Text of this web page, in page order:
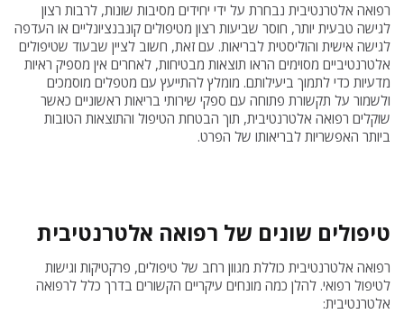
רפואה אלטרנטיבית נבחרת על ידי יחידים מסיבות שונות, לרבות רצון
לגישה טבעית יותר, חוסר שביעות רצון מטיפולים קונבנציונליים או העדפה
לגישה אישית והוליסטית לבריאות. עם זאת, חשוב לציין שבעוד שטיפולים
אלטרנטיביים מסוימים הראו תוצאות מבטיחות, לאחרים אין מספיק ראיות
מדעיות כדי לתמוך ביעילותם. מומלץ להתייעץ עם מטפלים מוסמכים
ולשמור על תקשורת פתוחה עם ספקי שירותי בריאות ראשוניים כאשר
שוקלים רפואה אלטרנטיבית, תוך הבטחת הטיפול והתוצאות הטובות
ביותר האפשריות לבריאותו של הפרט.
טיפולים שונים של רפואה אלטרנטיבית
רפואה אלטרנטיבית כוללת מגוון רחב של טיפולים, פרקטיקות וגישות
לטיפול רפואי. להלן כמה מונחים עיקריים הקשורים בדרך כלל לרפואה
אלטרנטיבית: